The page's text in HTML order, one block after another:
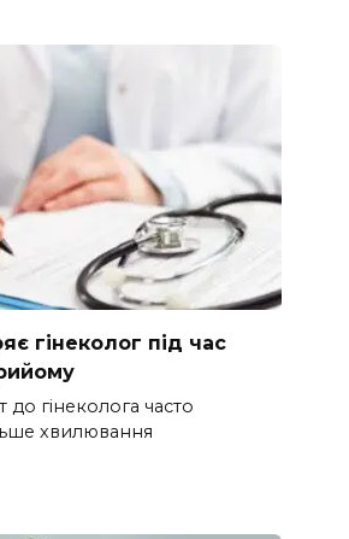
гінеколог під час
гінеколога часто
хвилювання